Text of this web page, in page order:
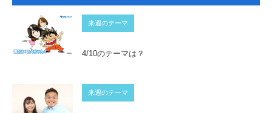
来週のテーマ
4/10のテーマは？
来週のテーマ